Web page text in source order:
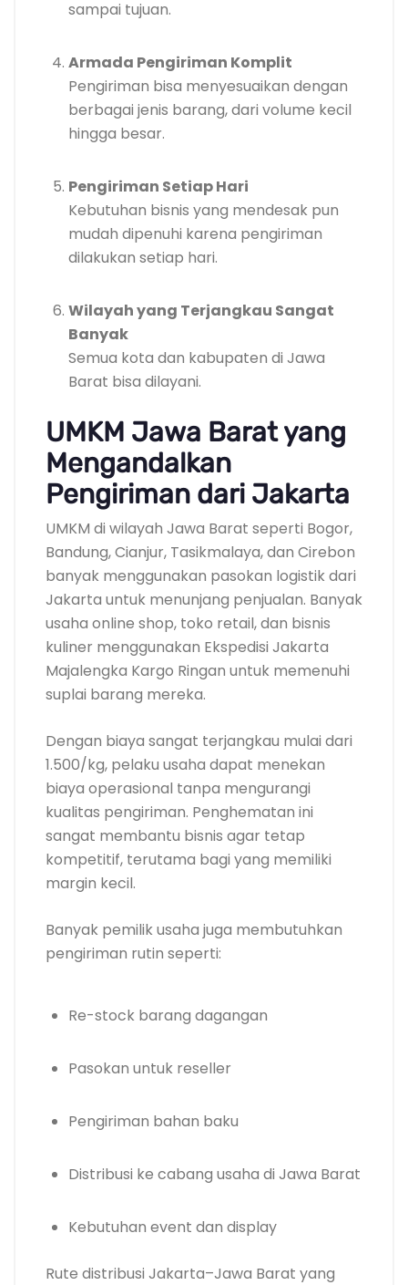
sampai tujuan.
Armada Pengiriman Komplit
Pengiriman bisa menyesuaikan dengan
berbagai jenis barang, dari volume kecil
hingga besar.
Pengiriman Setiap Hari
Kebutuhan bisnis yang mendesak pun
mudah dipenuhi karena pengiriman
dilakukan setiap hari.
Wilayah yang Terjangkau Sangat
Banyak
Semua kota dan kabupaten di Jawa
Barat bisa dilayani.
UMKM Jawa Barat yang
Mengandalkan
Pengiriman dari Jakarta
UMKM di wilayah Jawa Barat seperti Bogor,
Bandung, Cianjur, Tasikmalaya, dan Cirebon
banyak menggunakan pasokan logistik dari
Jakarta untuk menunjang penjualan. Banyak
usaha online shop, toko retail, dan bisnis
kuliner menggunakan Ekspedisi Jakarta
Majalengka Kargo Ringan untuk memenuhi
suplai barang mereka.
Dengan biaya sangat terjangkau mulai dari
1.500/kg, pelaku usaha dapat menekan
biaya operasional tanpa mengurangi
kualitas pengiriman. Penghematan ini
sangat membantu bisnis agar tetap
kompetitif, terutama bagi yang memiliki
margin kecil.
Banyak pemilik usaha juga membutuhkan
pengiriman rutin seperti:
Re-stock barang dagangan
Pasokan untuk reseller
Pengiriman bahan baku
Distribusi ke cabang usaha di Jawa Barat
Kebutuhan event dan display
Rute distribusi Jakarta–Jawa Barat yang